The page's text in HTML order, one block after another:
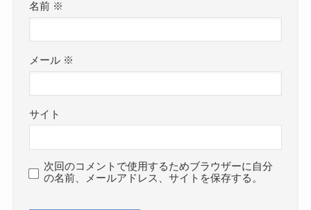
名前 ※
メール ※
サイト
次回のコメントで使用するためブラウザーに自分
の名前、メールアドレス、サイトを保存する。